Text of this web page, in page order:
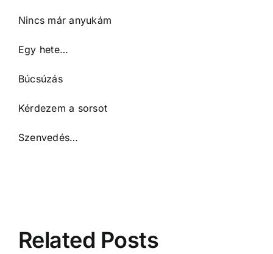
Nincs már anyukám
Egy hete…
Búcsúzás
Kérdezem a sorsot
Szenvedés…
Related Posts